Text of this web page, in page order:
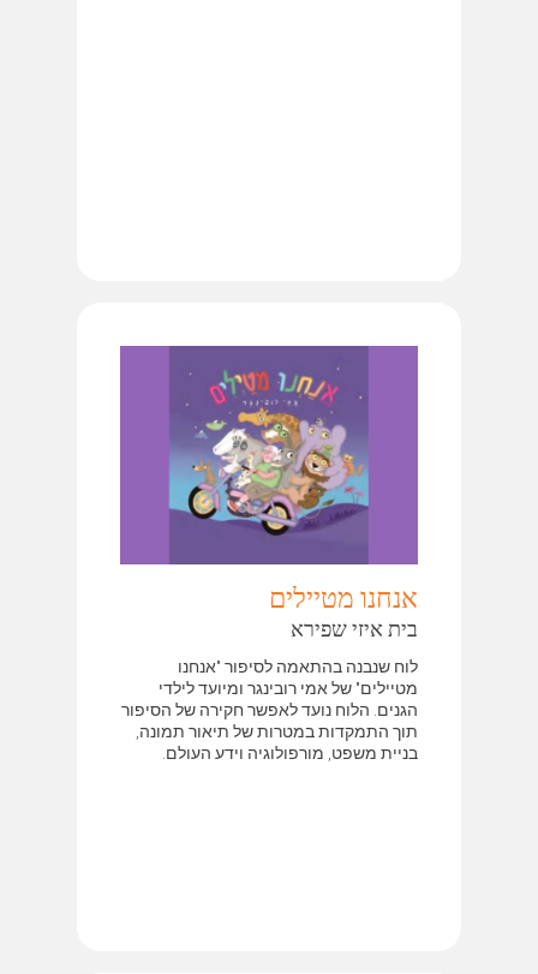
אנחנו מטיילים
בית איזי שפירא
לוח שנבנה בהתאמה לסיפור "אנחנו
מטיילים" של אמי רובינגר ומיועד לילדי
הגנים. הלוח נועד לאפשר חקירה של הסיפור
תוך התמקדות במטרות של תיאור תמונה,
בניית משפט, מורפולוגיה וידע העולם.